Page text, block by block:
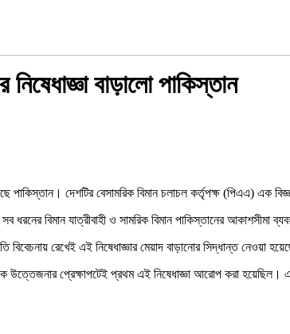
বাড়ালো পাকিস্তান
পাকিস্তান। দেশটির বেসামরিক বিমান চলাচল কর্তৃপক্ষ (পিএএ) এক
বিমান যাত্রীবাহী ও সামরিক বিমান পাকিস্তানের আকাশসীমা
রেখেই এই নিষেধাজ্ঞার মেয়াদ বাড়ানোর সিদ্ধান্ত নেওয়া
প্রেক্ষাপটেই প্রথম এই নিষেধাজ্ঞা আরোপ করা হয়েছিল।